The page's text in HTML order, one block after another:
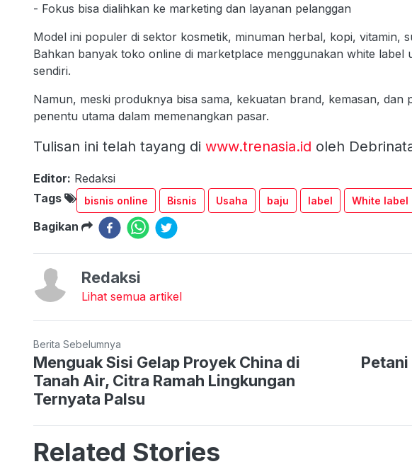
- Fokus bisa dialihkan ke marketing dan layanan pelanggan
Model ini populer di sektor kosmetik, minuman herbal, kopi, vitamin,
Bahkan banyak toko online di marketplace menggunakan white label
sendiri.
Namun, meski produknya bisa sama, kekuatan brand, kemasan, dan
penentu utama dalam memenangkan pasar.
Tulisan ini telah tayang di www.trenasia.id oleh
Editor: Redaksi
Tags
bisnis online Bisnis Usaha baju label White label
Bagikan
Redaksi
Lihat semua artikel
Berita Sebelumnya
Menguak Sisi Gelap Proyek China di
Tanah Air, Citra Ramah Lingkungan
Ternyata Palsu
Related Stories